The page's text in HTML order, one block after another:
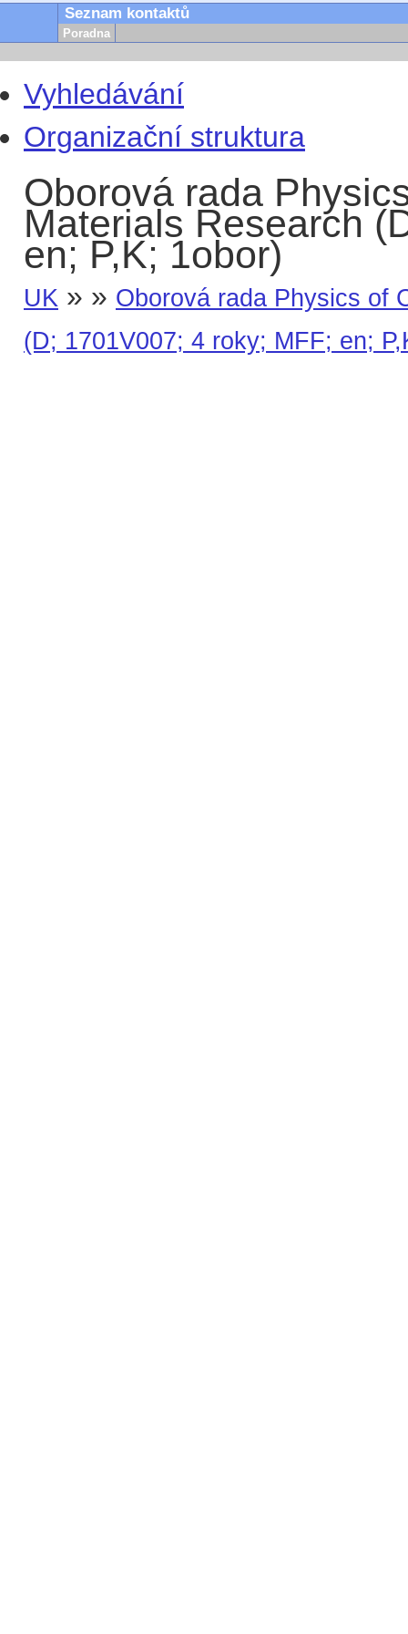
Seznam kontaktů
Poradna
Vyhledávání
Organizační struktura
Oborová rada
Materials Research
en; P,K; 1obor)
UK » » Oborová rada Physics of
(D; 1701V007; 4 roky; MFF; en;